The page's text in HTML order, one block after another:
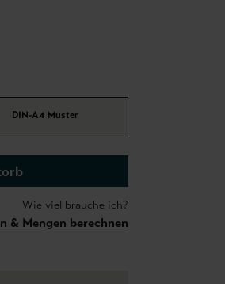
DIN-A4 Muster
Wie viel brauche ich?
& Mengen berechnen